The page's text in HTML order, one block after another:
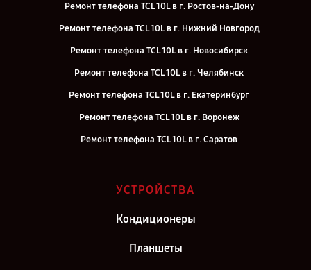
Ремонт телефона TCL 10L в г. Ростов-на-Дону
Ремонт телефона TCL 10L в г. Нижний Новгород
Ремонт телефона TCL 10L в г. Новосибирск
Ремонт телефона TCL 10L в г. Челябинск
Ремонт телефона TCL 10L в г. Екатеринбург
Ремонт телефона TCL 10L в г. Воронеж
Ремонт телефона TCL 10L в г. Саратов
Ремонт телефона TCL 10L в г. Киров
Ремонт телефона TCL 10L в г. Санкт-Петербург
УСТРОЙСТВА
Кондиционеры
Планшеты